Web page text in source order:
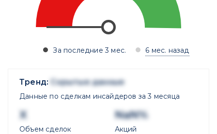
За последние 3 мес. 6 мес. назад
Тренд: Скрытые данные
Данные по сделкам инсайдеров за 3 месяца
X
Объем сделок
NaN%
Акций